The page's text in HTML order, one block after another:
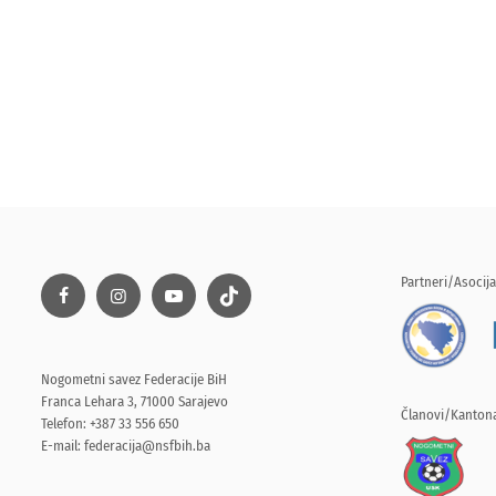
Nogometni savez Federacije BiH
Franca Lehara 3, 71000 Sarajevo
Telefon: +387 33 556 650
E-mail: federacija@nsfbih.ba
Partneri/
Članovi/